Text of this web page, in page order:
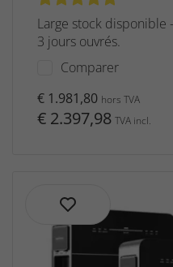
Large stock disponible
3 jours ouvrés.
Comparer
€ 1.981,80 hors TVA
€ 2.397,98 TVA incl.